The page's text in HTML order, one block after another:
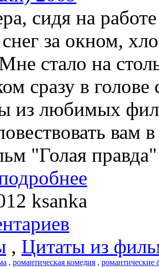
сидя на
за окном,
стало на
сразу в
из любимых
вам
"Голая
ksanka
, Цитаты из
, романтическая комедия , романтические